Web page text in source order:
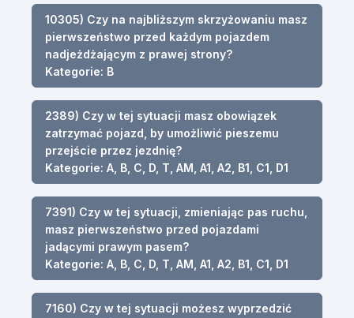
10305) Czy na najbliższym skrzyżowaniu masz
pierwszeństwo przed każdym pojazdem
nadjeżdżającym z prawej strony?
Kategorie: B
2389) Czy w tej sytuacji masz obowiązek
zatrzymać pojazd, by umożliwić pieszemu
przejście przez jezdnię?
Kategorie: A, B, C, D, T, AM, A1, A2, B1, C1, D1
7391) Czy w tej sytuacji, zmieniając pas ruchu,
masz pierwszeństwo przed pojazdami
jadącymi prawym pasem?
Kategorie: A, B, C, D, T, AM, A1, A2, B1, C1, D1
7160) Czy w tej sytuacji możesz wyprzedzić